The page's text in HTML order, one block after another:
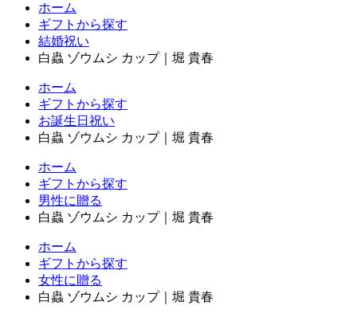
ホーム
ギフトから探す
結婚祝い
白蟲 ゾウムシ カップ｜堀 貴春
ホーム
ギフトから探す
お誕生日祝い
白蟲 ゾウムシ カップ｜堀 貴春
ホーム
ギフトから探す
男性に贈る
白蟲 ゾウムシ カップ｜堀 貴春
ホーム
ギフトから探す
女性に贈る
白蟲 ゾウムシ カップ｜堀 貴春